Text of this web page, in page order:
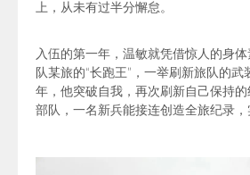
上，从未有过半分懈怠。
入伍的第一年，温敏就凭借惊人的身
队某旅的“长跑王”，一举刷新旅队的
年，他突破自我，再次刷新自己保持
部队，一名新兵能接连创造全旅纪录，